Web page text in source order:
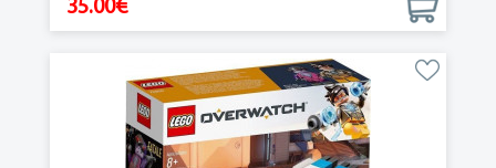
35.00€